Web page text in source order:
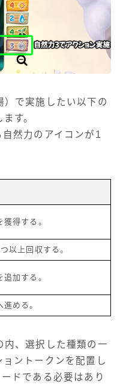
で実施したい以下の
す。
然力のアイコンが1
得する。
以上回収する。
加する。
める。
内、選択した種類の一
ントークンを配置し
ドである必要はあり